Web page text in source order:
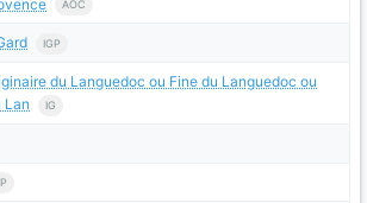
AOC
IGP
du Languedoc ou Fine du Languedoc ou
Lan
IG